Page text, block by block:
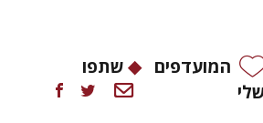
המועדפים
שתפו